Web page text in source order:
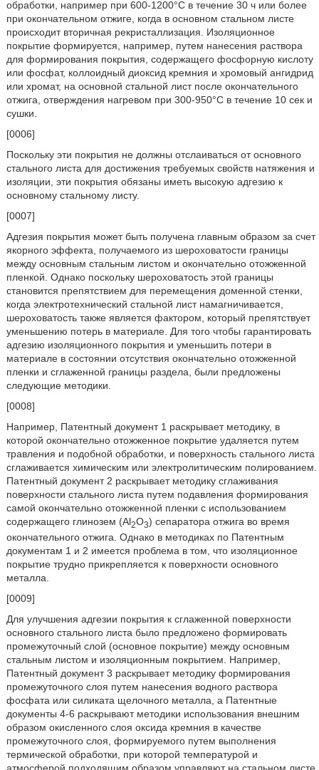
обработки, например при 600-1200°C в течение 30 ч или более
при окончательном отжиге, когда в основном стальном листе
происходит вторичная рекристаллизация. Изоляционное
покрытие формируется, например, путем нанесения раствора
для формирования покрытия, содержащего фосфорную кислоту
или фосфат, коллоидный диоксид кремния и хромовый ангидрид
или хромат, на основной стальной лист после окончательного
отжига, отверждения нагревом при 300-950°C в течение 10 сек и
сушки.
[0006]
Поскольку эти покрытия не должны отслаиваться от основного
стального листа для достижения требуемых свойств натяжения и
изоляции, эти покрытия обязаны иметь высокую адгезию к
основному стальному листу.
[0007]
Адгезия покрытия может быть получена главным образом за счет
якорного эффекта, получаемого из шероховатости границы
между основным стальным листом и окончательно отожженной
пленкой. Однако поскольку шероховатость этой границы
становится препятствием для перемещения доменной стенки,
когда электротехнический стальной лист намагничивается,
шероховатость также является фактором, который препятствует
уменьшению потерь в материале. Для того чтобы гарантировать
адгезию изоляционного покрытия и уменьшить потери в
материале в состоянии отсутствия окончательно отожженной
пленки и сглаженной границы раздела, были предложены
следующие методики.
[0008]
Например, Патентный документ 1 раскрывает методику, в
которой окончательно отожженное покрытие удаляется путем
травления и подобной обработки, и поверхность стального листа
сглаживается химическим или электролитическим полированием.
Патентный документ 2 раскрывает методику сглаживания
поверхности стального листа путем подавления формирования
самой окончательно отожженной пленки с использованием
содержащего глинозем (Al2O3) сепаратора отжига во время
окончательного отжига. Однако в методиках по Патентным
документам 1 и 2 имеется проблема в том, что изоляционное
покрытие трудно прикрепляется к поверхности основного
металла.
[0009]
Для улучшения адгезии покрытия к сглаженной поверхности
основного стального листа было предложено формировать
промежуточный слой (основное покрытие) между основным
стальным листом и изоляционным покрытием. Например,
Патентный документ 3 раскрывает методику формирования
промежуточного слоя путем нанесения водного раствора
фосфата или силиката щелочного металла, а Патентные
документы 4-6 раскрывают методики использования внешним
образом окисленного слоя оксида кремния в качестве
промежуточного слоя, формируемого путем выполнения
термической обработки, при которой температурой и
атмосферой подходящим образом управляют на стальном листе